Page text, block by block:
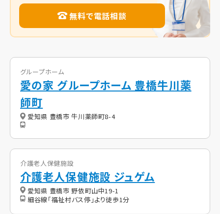
無料で電話相談
グループホーム
愛の家 グループホーム 豊橋牛川薬
師町
愛知県 豊橋市 牛川薬師町8-4
介護老人保健施設
介護老人保健施設 ジュゲム
愛知県 豊橋市 野依町山中19-1
細谷線「福祉村バス停」より徒歩1分